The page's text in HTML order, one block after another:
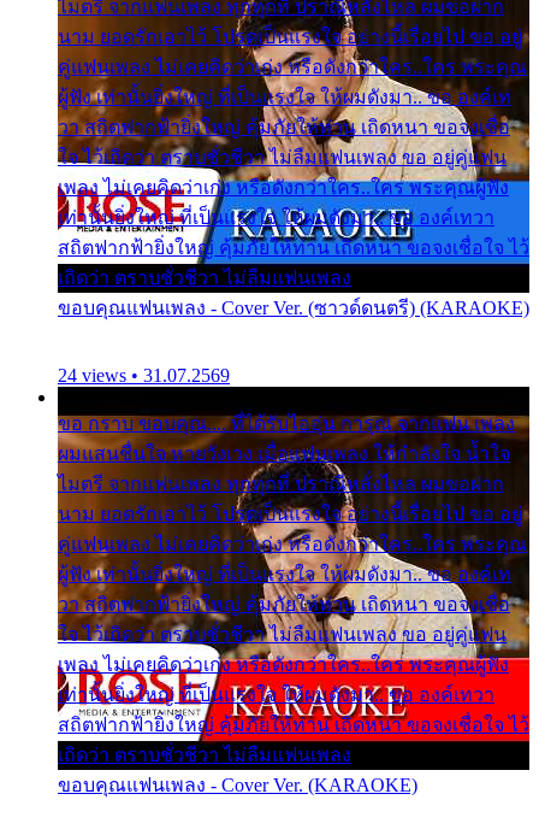
ไมตรี จากแฟนเพลง ทุกทุกที่ ปราณีหลั่งไหล ผมขอฝาก
นาม ยอดรักเอาไว้ โปรดเป็นแรงใจ อย่างนี้เรื่อยไป ขอ อยู่
คู่แฟนเพลง ไม่เคยคิดว่าเก่ง หรือดังกว่าใคร..ใคร พระคุณ
ผู้ฟัง เท่านั้นยิ่งใหญ่ ที่เป็นแรงใจ ให้ผมดังมา.. ขอ องค์เท
วา สถิตฟากฟ้ายิ่งใหญ่ คุ้มภัยให้ท่าน เถิดหนา ขอจงเชื่อ
ใจ ไว้เถิดว่า ตราบชั่วชีวา ไม่ลืมแฟนเพลง ขอ อยู่คู่แฟน
เพลง ไม่เคยคิดว่าเก่ง หรือดังกว่าใคร..ใคร พระคุณผู้ฟัง
เท่านั้นยิ่งใหญ่ ที่เป็นแรงใจ ให้ผมดังมา.. ขอ องค์เทวา
สถิตฟากฟ้ายิ่งใหญ่ คุ้มภัยให้ท่าน เถิดหนา ขอจงเชื่อใจ ไว้
เถิดว่า ตราบชั่วชีวา ไม่ลืมแฟนเพลง
ขอบคุณแฟนเพลง - Cover Ver. (ซาวด์ดนตรี) (KARAOKE)
24 views • 31.07.2569
ขอ กราบ ขอบคุณ.... ที่ได้รับไออุ่น การุณ จากแฟน เพลง
ผมแสนชื่นใจ หายวังเวง เมื่อแฟนเพลง ให้กำลังใจ น้ำใจ
ไมตรี จากแฟนเพลง ทุกทุกที่ ปราณีหลั่งไหล ผมขอฝาก
นาม ยอดรักเอาไว้ โปรดเป็นแรงใจ อย่างนี้เรื่อยไป ขอ อยู่
คู่แฟนเพลง ไม่เคยคิดว่าเก่ง หรือดังกว่าใคร..ใคร พระคุณ
ผู้ฟัง เท่านั้นยิ่งใหญ่ ที่เป็นแรงใจ ให้ผมดังมา.. ขอ องค์เท
วา สถิตฟากฟ้ายิ่งใหญ่ คุ้มภัยให้ท่าน เถิดหนา ขอจงเชื่อ
ใจ ไว้เถิดว่า ตราบชั่วชีวา ไม่ลืมแฟนเพลง ขอ อยู่คู่แฟน
เพลง ไม่เคยคิดว่าเก่ง หรือดังกว่าใคร..ใคร พระคุณผู้ฟัง
เท่านั้นยิ่งใหญ่ ที่เป็นแรงใจ ให้ผมดังมา.. ขอ องค์เทวา
สถิตฟากฟ้ายิ่งใหญ่ คุ้มภัยให้ท่าน เถิดหนา ขอจงเชื่อใจ ไว้
เถิดว่า ตราบชั่วชีวา ไม่ลืมแฟนเพลง
ขอบคุณแฟนเพลง - Cover Ver. (KARAOKE)